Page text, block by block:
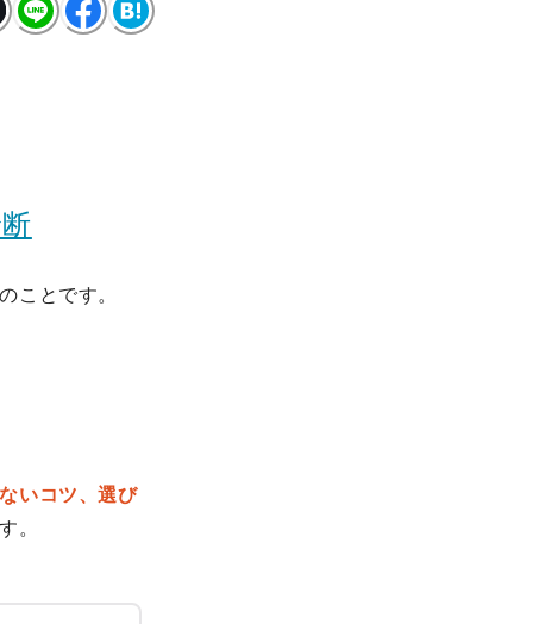
のことです。
いコツ、選び
。